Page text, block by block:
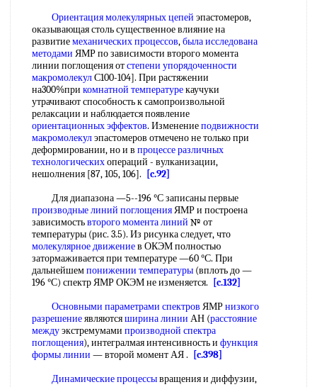
Ориентация молекулярных цепей эпастомеров,
оказывающая столь существенное влияние на
развитиемеханических процессов,былаисследована
методами ЯМР по зависимости второго момента
линии поглощения отстепени упорядоченности
макромолекулС100-104]. При растяжении
на300%при комнатной температурекаучуки
утрачивают способность к самопроизвольной
релаксации и наблюдается появление
ориентационных эффектов. Изменениеподвижности
макромолекулэпастомеров отмечено не только при
деформировании, но и в процессе различных
технологическихопераций - вулканизации,
нешолнения [87, 105, 106].
[c.92]
Для диапазона —5--196 °С записаны первые
производные линий поглощенияЯМР и построена
зависимостьвторого момента линий № от
температуры (рис. 3.5). Из рисунка следует, что
молекулярное движениев ОКЭМ полностью
затормаживается при температуре —60 °С. При
дальнейшемпонижении температуры (вплоть до —
196 °С) спектр ЯМР ОКЭМ не изменяется.
[c.132]
Основными параметрами спектров ЯМРнизкого
разрешениеявляютсяширина линии АН (расстояние
междуэкстремумами производной спектра
поглощения), интегралмая интенсивность и функция
формы линии — второй момент АЯ .
[c.398]
Динамические процессывращения и диффузии,